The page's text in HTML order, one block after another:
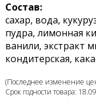
Состав:
сахар, вода,
пудра, лимонная
ванили, экстракт
кондитерская,
(Последнее изменение
Срок годности товара: